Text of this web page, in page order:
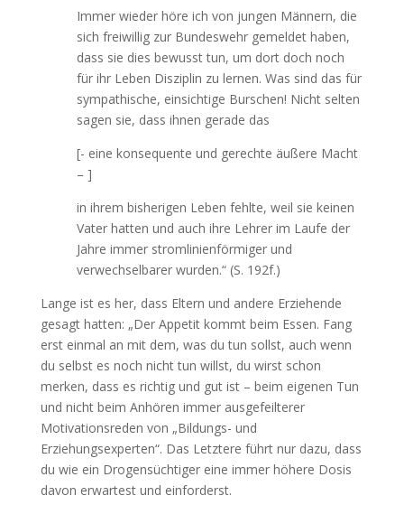
Immer wieder höre ich von jungen Männern, die
sich freiwillig zur Bundeswehr gemeldet haben,
dass sie dies bewusst tun, um dort doch noch
für ihr Leben Disziplin zu lernen. Was sind das für
sympathische, einsichtige Burschen! Nicht selten
sagen sie, dass ihnen gerade das
[- eine konsequente und gerechte äußere Macht
– ]
in ihrem bisherigen Leben fehlte, weil sie keinen
Vater hatten und auch ihre Lehrer im Laufe der
Jahre immer stromlinienförmiger und
verwechselbarer wurden.“ (S. 192f.)
Lange ist es her, dass Eltern und andere Erziehende
gesagt hatten: „Der Appetit kommt beim Essen. Fang
erst einmal an mit dem, was du tun sollst, auch wenn
du selbst es noch nicht tun willst, du wirst schon
merken, dass es richtig und gut ist – beim eigenen Tun
und nicht beim Anhören immer ausgefeilterer
Motivationsreden von „Bildungs- und
Erziehungsexperten“. Das Letztere führt nur dazu, dass
du wie ein Drogensüchtiger eine immer höhere Dosis
davon erwartest und einforderst.